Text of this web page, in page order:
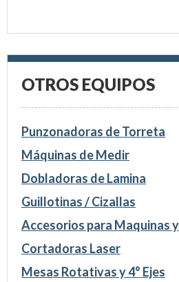
OTROS EQUIPOS
Punzonadoras de Torreta
Máquinas de Medir
Dobladoras de Lamina
Guillotinas / Cizallas
Accesorios para Maquinas
Cortadoras Laser
Mesas Rotativas y 4° Ejes